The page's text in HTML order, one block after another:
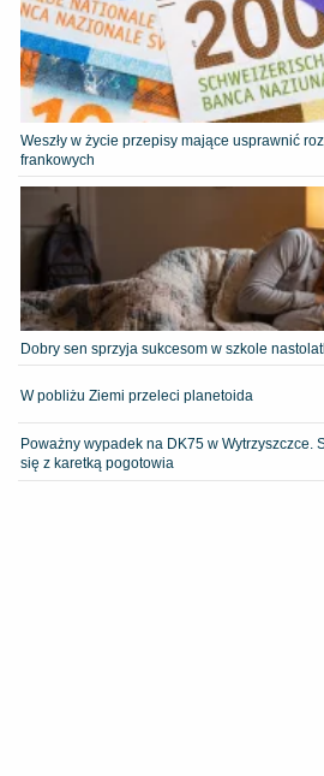
Weszły w życie przepisy mające usprawnić
frankowych
Dobry sen sprzyja sukcesom w szkole
W pobliżu Ziemi przeleci planetoida
Poważny wypadek na DK75 w Wytrzyszczce.
się z karetką pogotowia